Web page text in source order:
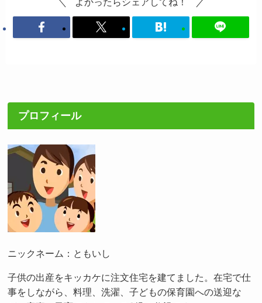
プロフィール
ニックネーム：ともいし
子供の出産をキッカケに注文住宅を建てました。在宅で仕
事をしながら、料理、洗濯、子どもの保育園への送迎な